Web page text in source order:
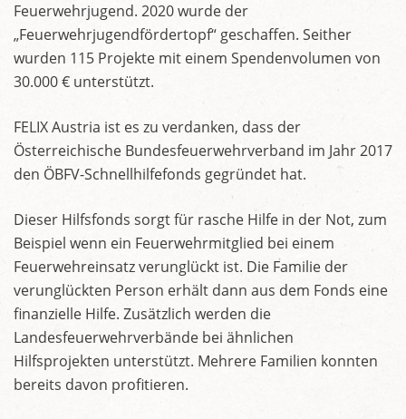
Feuerwehrjugend. 2020 wurde der
„Feuerwehrjugendfördertopf“ geschaffen. Seither
wurden 115 Projekte mit einem Spendenvolumen von
30.000 € unterstützt.
FELIX Austria ist es zu verdanken, dass der
Österreichische Bundesfeuerwehrverband im Jahr 2017
den ÖBFV-Schnellhilfefonds gegründet hat.
Dieser Hilfsfonds sorgt für rasche Hilfe in der Not, zum
Beispiel wenn ein Feuerwehrmitglied bei einem
Feuerwehreinsatz verunglückt ist. Die Familie der
verunglückten Person erhält dann aus dem Fonds eine
finanzielle Hilfe. Zusätzlich werden die
Landesfeuerwehrverbände bei ähnlichen
Hilfsprojekten unterstützt. Mehrere Familien konnten
bereits davon profitieren.